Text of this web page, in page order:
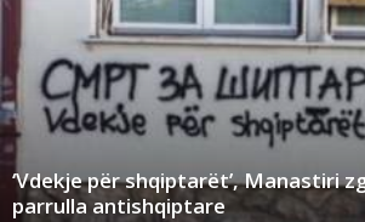
‘Vdekje për shqiptarët’, Manastiri
parrulla antishqiptare